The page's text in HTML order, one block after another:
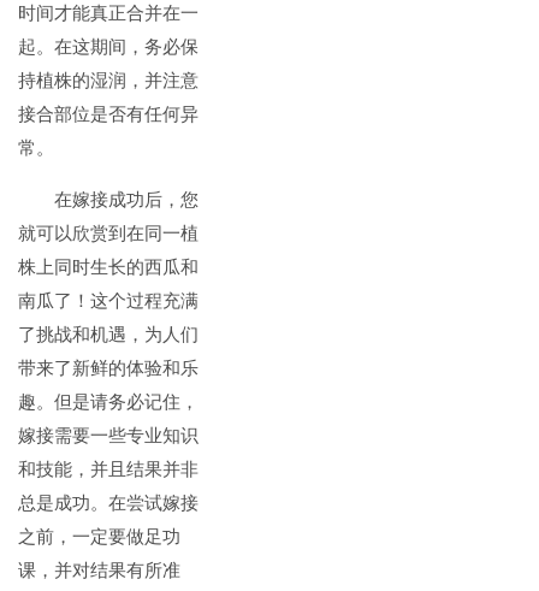
时间才能真正合并在一
起。在这期间，务必保
持植株的湿润，并注意
接合部位是否有任何异
常。
在嫁接成功后，您
就可以欣赏到在同一植
株上同时生长的西瓜和
南瓜了！这个过程充满
了挑战和机遇，为人们
带来了新鲜的体验和乐
趣。但是请务必记住，
嫁接需要一些专业知识
和技能，并且结果并非
总是成功。在尝试嫁接
之前，一定要做足功
课，并对结果有所准